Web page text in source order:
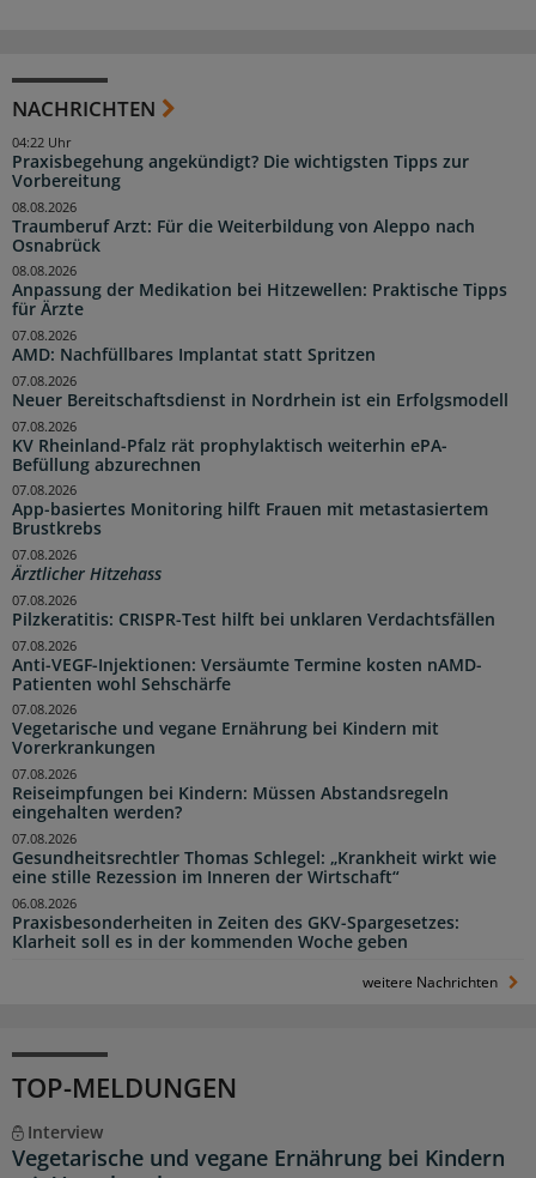
NACHRICHTEN
Praxisbegehung angekündigt? Die wichtigsten Tipps zur
Vorbereitung
04:22 Uhr
Traumberuf Arzt: Für die Weiterbildung von Aleppo nach
Osnabrück
08.08.2026
Anpassung der Medikation bei Hitzewellen: Praktische Tipps
für Ärzte
08.08.2026
AMD: Nachfüllbares Implantat statt Spritzen
07.08.2026
Neuer Bereitschaftsdienst in Nordrhein ist ein Erfolgsmodell
07.08.2026
KV Rheinland-Pfalz rät prophylaktisch weiterhin ePA-
Befüllung abzurechnen
07.08.2026
App-basiertes Monitoring hilft Frauen mit metastasiertem
Brustkrebs
07.08.2026
Ärztlicher Hitzehass
07.08.2026
Pilzkeratitis: CRISPR-Test hilft bei unklaren Verdachtsfällen
07.08.2026
Anti-VEGF-Injektionen: Versäumte Termine kosten nAMD-
Patienten wohl Sehschärfe
07.08.2026
Vegetarische und vegane Ernährung bei Kindern mit
Vorerkrankungen
07.08.2026
Reiseimpfungen bei Kindern: Müssen Abstandsregeln
eingehalten werden?
07.08.2026
Gesundheitsrechtler Thomas Schlegel: „Krankheit wirkt wie
eine stille Rezession im Inneren der Wirtschaft“
07.08.2026
Praxisbesonderheiten in Zeiten des GKV-Spargesetzes:
Klarheit soll es in der kommenden Woche geben
06.08.2026
weitere Nachrichten
TOP-MELDUNGEN
Interview
Vegetarische und vegane Ernährung bei Kindern